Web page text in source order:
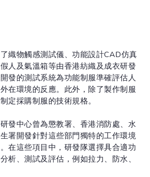
織物觸感測試儀、功能設計CAD仿真
人及氣溫箱等由香港紡織及成衣研發
發的測試系統為功能制服準確評估人
在環境的反應。此外，除了製作制服
定採購制服的技術規格。
發中心曾為懲教署、香港消防處、水
署開發針對這些部門獨特的工作環境
在這些項目中，研發隊選擇具合適功
析、測試及評估，例如拉力、防水、